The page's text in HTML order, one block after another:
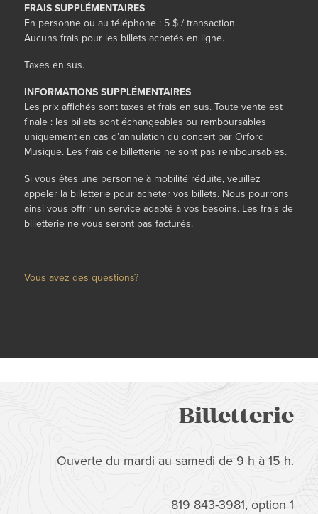
FRAIS SUPPLÉMENTAIRES
En personne ou au téléphone : 5 $ / transaction
Aucuns frais pour les billets achetés en ligne.
Taxes en sus.
INFORMATIONS SUPPLÉMENTAIRES
Les prix affichés sont taxes et frais en sus. Toute vente est
finale : les billets sont échangeables ou remboursables
uniquement en cas d’annulation du concert par Orford
Musique. Les frais de billetterie ne sont pas remboursables.
Si vous êtes une personne à mobilité réduite, veuillez
appeler la billetterie pour acheter vos billets. Nous pourrons
ainsi vous offrir un service adapté à vos besoins. Les frais de
billetterie ne vous seront pas facturés.
Vous avez des questions?
Billetterie
Ouverte du mardi au samedi de 9 h à 15 h.
819 843-3981, option 1